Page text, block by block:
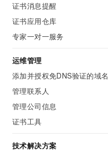
证书消息提醒
证书应用仓库
专家一对一服务
运维管理
添加并授权免DNS验证的域名
管理联系人
管理公司信息
证书工具
技术解决方案